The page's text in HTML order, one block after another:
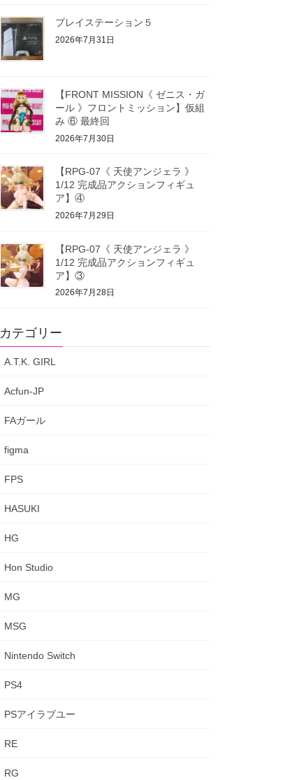
プレイステーション５
2026年7月31日
【FRONT MISSION《 ゼニス・ガ
ール 》フロントミッション】仮組
み ⑥ 最終回
2026年7月30日
【RPG-07《 天使アンジェラ 》
1/12 完成品アクションフィギュ
ア】④
2026年7月29日
【RPG-07《 天使アンジェラ 》
1/12 完成品アクションフィギュ
ア】③
2026年7月28日
カテゴリー
A.T.K. GIRL
Acfun-JP
FAガール
figma
FPS
HASUKI
HG
Hon Studio
MG
MSG
Nintendo Switch
PS4
PSアイラブユー
RE
RG